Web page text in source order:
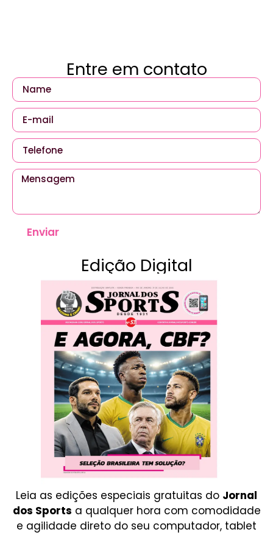
Entre em contato
Enviar
Edição Digital
Leia as edições especiais gratuitas do Jornal
dos Sports a qualquer hora com comodidade
e agilidade direto do seu computador, tablet